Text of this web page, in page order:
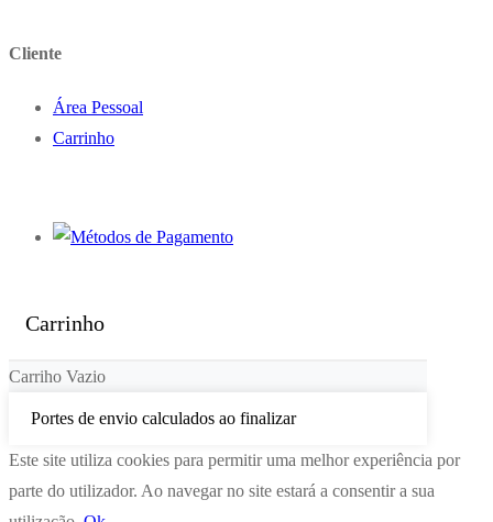
Cliente
Área Pessoal
Carrinho
Carrinho
Carriho Vazio
Portes de envio calculados ao finalizar
Este site utiliza cookies para permitir uma melhor experiência por
parte do utilizador. Ao navegar no site estará a consentir a sua